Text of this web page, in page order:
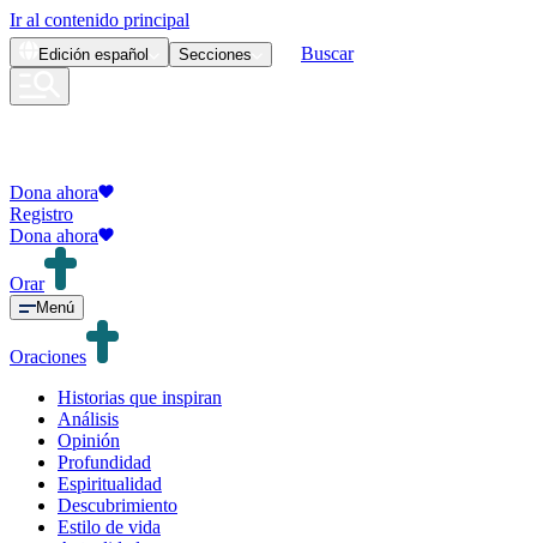
Ir al contenido principal
Edición español Secciones Buscar
Dona ahora
Registro
Dona ahora
Orar
Menú
Oraciones
Historias que inspiran
Análisis
Opinión
Profundidad
Espiritualidad
Descubrimiento
Estilo de vida